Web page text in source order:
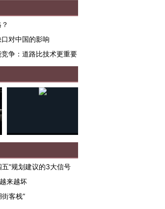
行员跨国走私7万
丸 尿检体内含3种
对中国的影响
争：道路比技术更重要
五”规划建议的3大信号
来越坏
客栈”